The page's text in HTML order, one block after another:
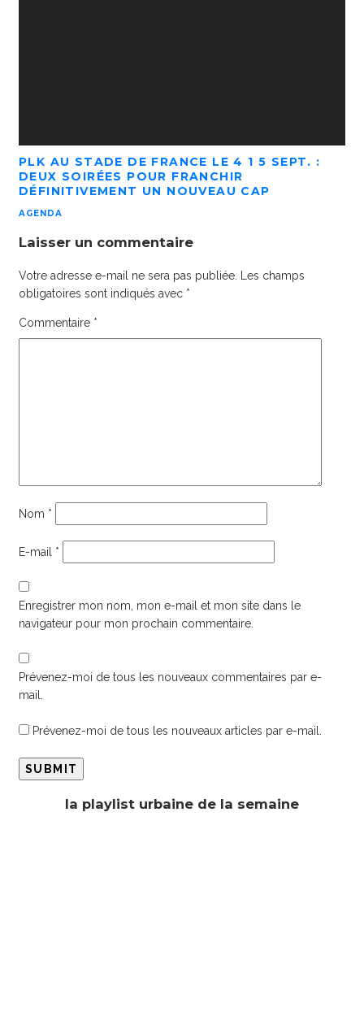
PLK AU STADE DE FRANCE LE 4 1 5 SEPT. :
DEUX SOIRÉES POUR FRANCHIR
DÉFINITIVEMENT UN NOUVEAU CAP
AGENDA
Laisser un commentaire
Votre adresse e-mail ne sera pas publiée.
Les champs
obligatoires sont indiqués avec *
Commentaire *
Nom *
E-mail *
Enregistrer mon nom, mon e-mail et mon site dans le
navigateur pour mon prochain commentaire.
Prévenez-moi de tous les nouveaux commentaires par e-
mail.
Prévenez-moi de tous les nouveaux articles par e-mail.
la playlist urbaine de la semaine